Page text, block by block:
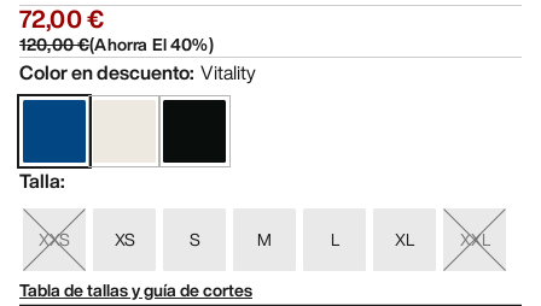
72,00 €
120,00 €(Ahorra El40%)
Color en descuento: Vitality
Talla:
XXS XS S M L XL
XXL
Tabla de tallas y guía de cortes